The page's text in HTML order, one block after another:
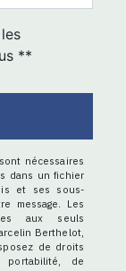
**
nécessaires
dans un fichier
et ses sous-
message. Les
aux seuls
Berthelot,
de droits
portabilité, de